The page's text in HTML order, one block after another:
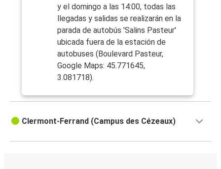
y el domingo a las 14:00, todas las
llegadas y salidas se realizarán en la
parada de autobús 'Salins Pasteur'
ubicada fuera de la estación de
autobuses (Boulevard Pasteur,
Google Maps: 45.771645,
3.081718).
Clermont-Ferrand (Campus des Cézeaux)